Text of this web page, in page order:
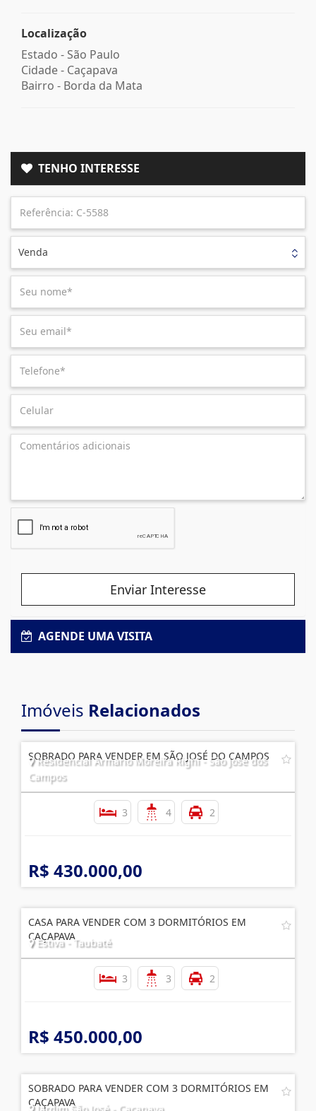
Localização
Estado - São Paulo
Cidade - Caçapava
Bairro - Borda da Mata
TENHO INTERESSE
Venda
Enviar Interesse
AGENDE UMA VISITA
Imóveis Relacionados
SOBRADO PARA VENDER EM SÃO JOSÉ DO CAMPOS
Residencial Armario Moreira Righi - São José dos
Campos
3 4 2
R$ 430.000,00
CASA PARA VENDER COM 3 DORMITÓRIOS EM
CAÇAPAVA
Estiva - Taubaté
3 3 2
R$ 450.000,00
SOBRADO PARA VENDER COM 3 DORMITÓRIOS EM
CAÇAPAVA